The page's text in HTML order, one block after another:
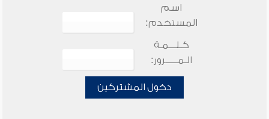
اسم
المستخدم:
كـلـــمـة
الـمـــــرور:
دخول المشتركين